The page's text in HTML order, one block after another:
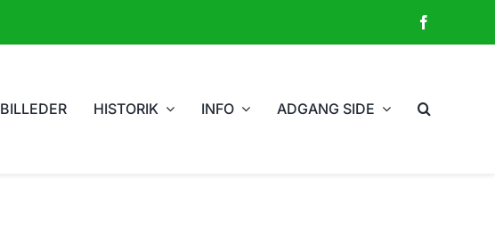
BILLEDER HISTORIK INFO ADGANG SIDE